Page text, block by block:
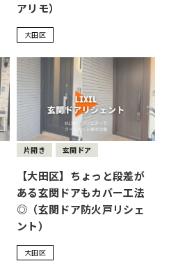
アリモ）
大田区
片開き 玄関ドア
【大田区】ちょっと段差が
ある玄関ドアもカバー工法
◎（玄関ドア防火戸リシェ
ント）
大田区